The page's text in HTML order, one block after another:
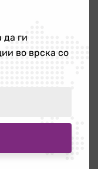
да ги
во врска со